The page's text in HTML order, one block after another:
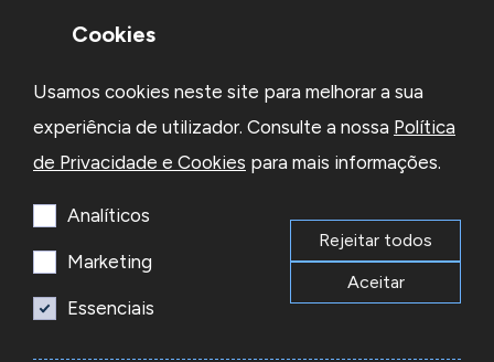
Li e aceito aPolítica de Privacidadee os Termos e Condições
Subscrever
Cookies
Usamos cookies neste site para melhorar a sua
experiência de utilizador. Consulte a nossa Política
de Privacidade e Cookies para mais informações.
Analíticos
Marketing
Essenciais
Rejeitar todos
Aceitar